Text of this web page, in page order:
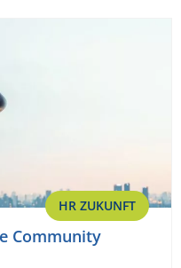
HR ZUKUNFT
Community